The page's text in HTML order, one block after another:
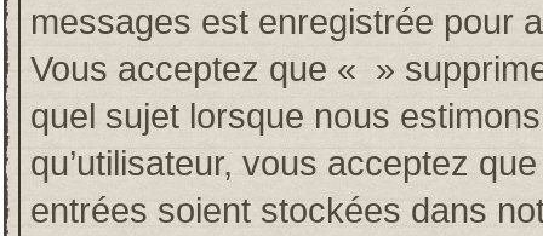
messages est enregistrée pour
Vous acceptez que « »
quel sujet lorsque nous
qu’utilisateur, vous acceptez
entrées soient stockées dans